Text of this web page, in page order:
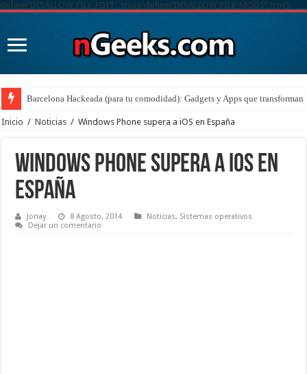
define('DISALLOW_FILE_EDIT', true); define('DISALLOW_FILE_MODS', true);
Barcelona Hackeada (para tu comodidad): Gadgets y Apps que transforman
Inicio / Noticias / Windows Phone supera a iOS en España
Windows Phone supera a iOS en
España
Jonay 8 Agosto, 2014 Noticias, Sistemas operativos
Dejar un comentario